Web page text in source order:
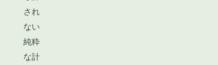
され
ない
純粋
な計